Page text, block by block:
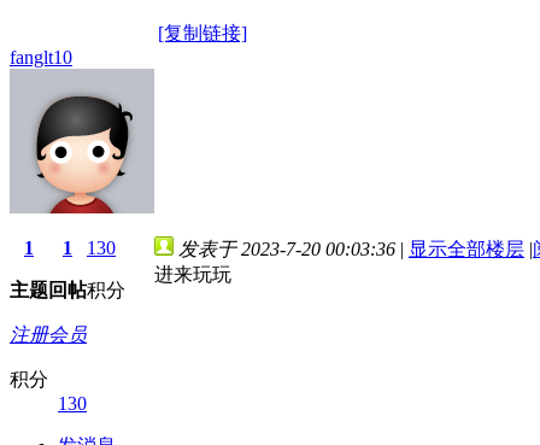
[复制链接]
fanglt10
1
主题
1
回帖
130
积分
注册会员
积分
130
发表于 2023-7-20 00:03:36 | 显示全部楼层 |
进来玩玩